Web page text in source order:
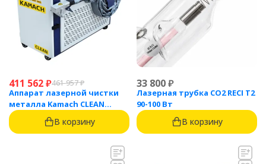
411 562₽461 957₽
Аппарат лазерной чистки
металла Kamach CLEAN
1500BW
В корзину
33 800₽
Лазерная трубка CO2 RECI T2
90-100 Вт
В корзину